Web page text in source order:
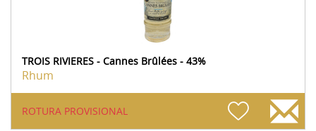
TROIS RIVIERES - Cannes Brûlées - 43%
Rhum
ROTURA PROVISIONAL